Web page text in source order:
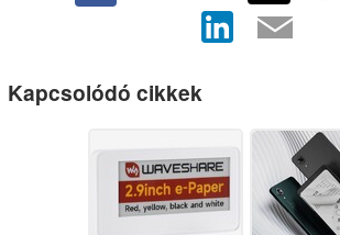
Kapcsolódó cikkek